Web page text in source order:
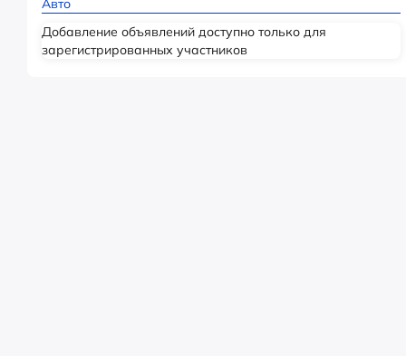
Авто
Добавление объявлений доступно только для
зарегистрированных участников